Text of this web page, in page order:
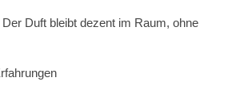
Duft bleibt dezent im Raum, ohne